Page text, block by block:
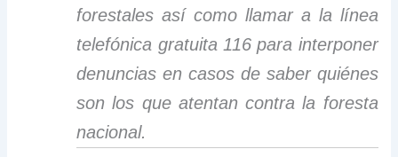
forestales así como llamar a la línea
telefónica gratuita 116 para interponer
denuncias en casos de saber quiénes
son los que atentan contra la foresta
nacional.